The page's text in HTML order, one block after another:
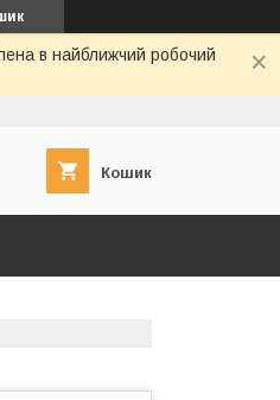
в найближчий робочий
Кошик